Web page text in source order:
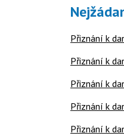
Přiznání k
Přiznání k
Přiznání k
Přiznání k
Přiznání k